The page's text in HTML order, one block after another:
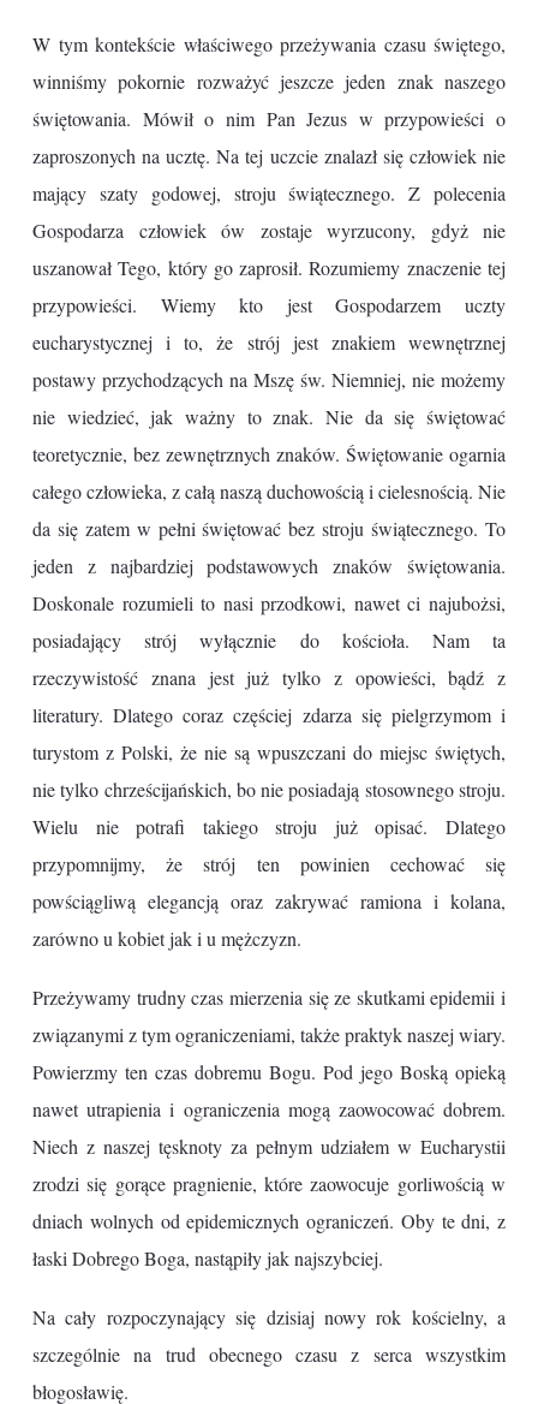
W tym kontekście właściwego przeżywania czasu świętego,
winniśmy pokornie rozważyć jeszcze jeden znak naszego
świętowania. Mówił o nim Pan Jezus w przypowieści o
zaproszonych na ucztę. Na tej uczcie znalazł się człowiek nie
mający szaty godowej, stroju świątecznego. Z polecenia
Gospodarza człowiek ów zostaje wyrzucony, gdyż nie
uszanował Tego, który go zaprosił. Rozumiemy znaczenie tej
przypowieści. Wiemy kto jest Gospodarzem uczty
eucharystycznej i to, że strój jest znakiem wewnętrznej
postawy przychodzących na Mszę św. Niemniej, nie możemy
nie wiedzieć, jak ważny to znak. Nie da się świętować
teoretycznie, bez zewnętrznych znaków. Świętowanie ogarnia
całego człowieka, z całą naszą duchowością i cielesnością. Nie
da się zatem w pełni świętować bez stroju świątecznego. To
jeden z najbardziej podstawowych znaków świętowania.
Doskonale rozumieli to nasi przodkowi, nawet ci najubożsi,
posiadający strój wyłącznie do kościoła. Nam ta
rzeczywistość znana jest już tylko z opowieści, bądź z
literatury. Dlatego coraz częściej zdarza się pielgrzymom i
turystom z Polski, że nie są wpuszczani do miejsc świętych,
nie tylko chrześcijańskich, bo nie posiadają stosownego stroju.
Wielu nie potrafi takiego stroju już opisać. Dlatego
przypomnijmy, że strój ten powinien cechować się
powściągliwą elegancją oraz zakrywać ramiona i kolana,
zarówno u kobiet jak i u mężczyzn.
Przeżywamy trudny czas mierzenia się ze skutkami epidemii i
związanymi z tym ograniczeniami, także praktyk naszej wiary.
Powierzmy ten czas dobremu Bogu. Pod jego Boską opieką
nawet utrapienia i ograniczenia mogą zaowocować dobrem.
Niech z naszej tęsknoty za pełnym udziałem w Eucharystii
zrodzi się gorące pragnienie, które zaowocuje gorliwością w
dniach wolnych od epidemicznych ograniczeń. Oby te dni, z
łaski Dobrego Boga, nastąpiły jak najszybciej.
Na cały rozpoczynający się dzisiaj nowy rok kościelny, a
szczególnie na trud obecnego czasu z serca wszystkim
błogosławię.